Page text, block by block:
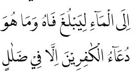
اِلَى الْمَاۤءِ لِيَبْلُغَ فَاهُ وَمَا
دُعَاۤءُ الْكٰفِرِيْنَ اِلَّا فِيْ ضَلٰلٍ